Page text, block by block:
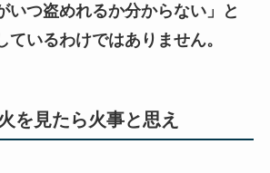
いつ盗めれるか分からない」と
ているわけではありません。
を見たら火事と思え